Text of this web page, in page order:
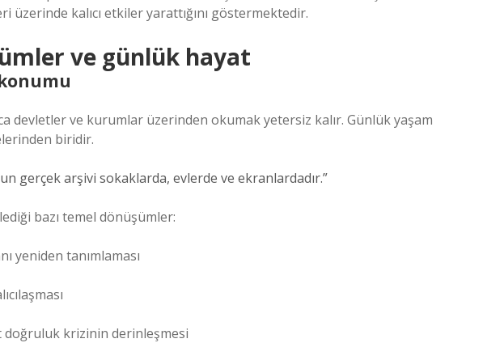
üzerinde kalıcı etkiler yarattığını göstermektedir.
ve günlük hayat
devletler ve kurumlar üzerinden okumak yetersiz kalır. Günlük yaşam
biridir.
gerçek arşivi sokaklarda, evlerde ve ekranlardadır.”
bazı temel dönüşümler:
yeniden tanımlaması
doğruluk krizinin derinleşmesi